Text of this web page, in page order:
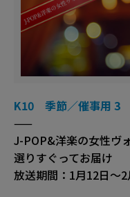
K10 季節／催事用 3
——
J-POP&洋楽の女性ヴ
選りすぐってお届け
放送期間：1月12日～2